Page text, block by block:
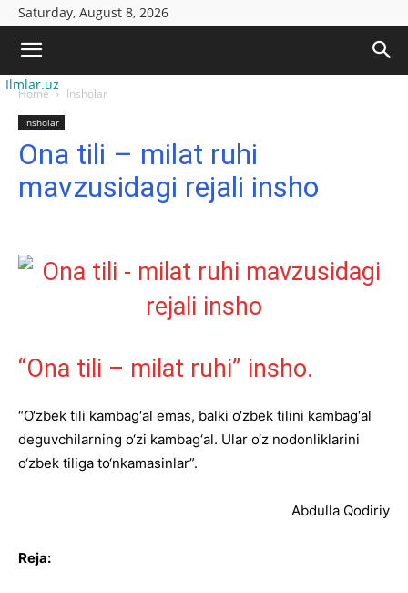
Saturday, August 8, 2026
Ilmlar.uz
Home Insholar
Insholar
Ona tili – milat ruhi
mavzusidagi rejali insho
“Ona tili – milat ruhi” insho.
“O‘zbek tili kambag‘al emas, balki o‘zbek tilini kambag‘al
deguvchilarning o‘zi kambag‘al. Ular o‘z nodonliklarini
o‘zbek tiliga to‘nkamasinlar”.
Abdulla Qodiriy
Reja: